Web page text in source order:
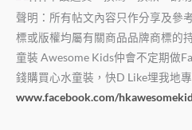
聲明：所有帖文內容只作分享及參
標或版權均屬有關商品品牌商標的
童裝 Awesome Kids仲會不定期做
錢購買心水童裝，快D Like埋我地專
www.facebook.com/